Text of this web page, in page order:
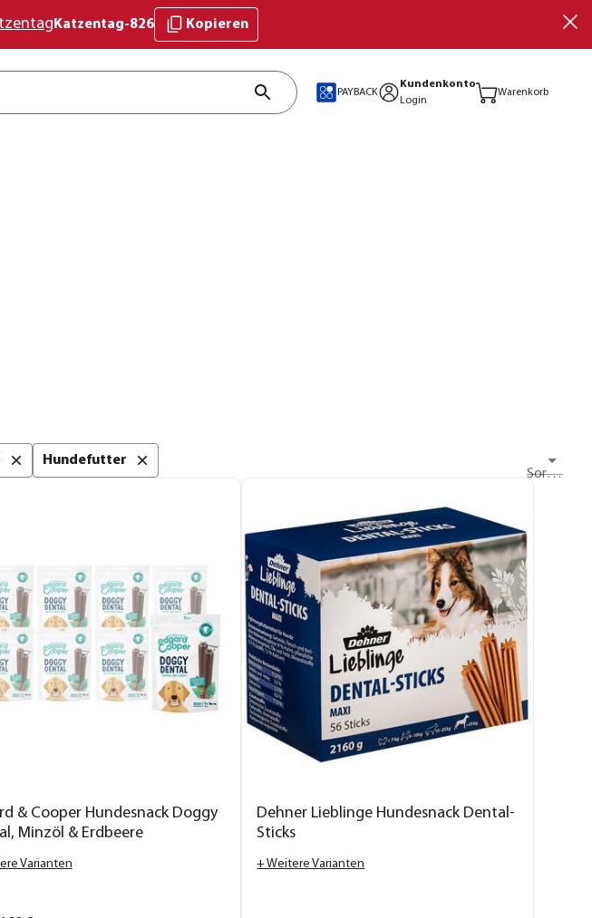
Katzentag-826 Kopieren
PAYBACK
Kundenkonto
Login
Warenkorb
Hundefutter
Sortieren nach
& Cooper Hundesnack Doggy
Minzöl & Erdbeere
Varianten
Dehner Lieblinge Hundesnack Dental-
Sticks
+ Weitere Varianten